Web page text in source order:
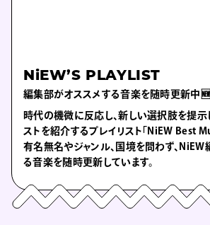
NiEW’S PLAYLIST
編集部がオススメする音楽を随時更新中🆕
時代の機微に反応し、新しい選択肢を提示
ストを紹介するプレイリスト「NiEW Best
有名無名やジャンル、国境を問わず、
る音楽を随時更新しています。